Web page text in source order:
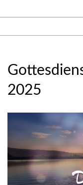
Navigation
2025